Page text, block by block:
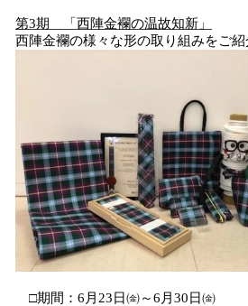
第3期 「西陣金襴の温故知新」
西陣金襴の様々な形の取り組みをご紹
□期間：6月23日㈮～6月30日㈮